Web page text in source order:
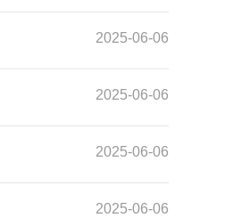
2025-06-06
2025-06-06
2025-06-06
2025-06-06